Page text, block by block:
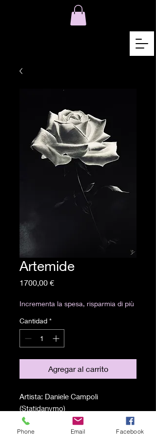
Artemide
1700,00 €Precio
Incrementa la spesa, risparmia di più
Cantidad *
Agregar al carrito
Artista: Daniele Campoli
(Statidanymo)
Tecnica: Carboncino, grafite e foglia
d'argento su carta
Phone Email Facebook